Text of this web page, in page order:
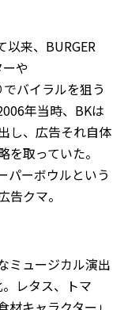
来、BURGER
や
バイラルを狙う
年当時、BKは
し、広告それ自体
取っていた。
パーボウルという
クマ。
ミュージカル演出
レタス、トマ